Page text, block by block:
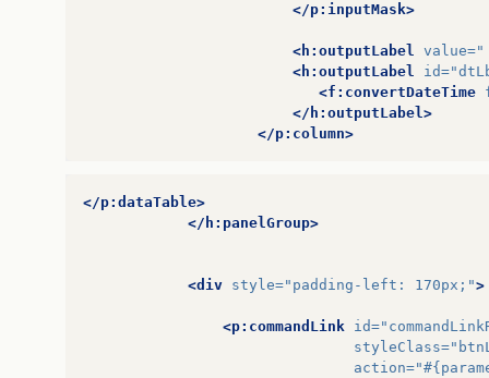
</p:inputMask>
<h:outputLabel value="
<h:outputLabel
id=
<f:convertDateTime
</h:outputLabel>
</p:column>
</p:dataTable>
</h:panelGroup>
<div style="padding-left: 170px;">
<p:commandLink id=
styleClass=
action=